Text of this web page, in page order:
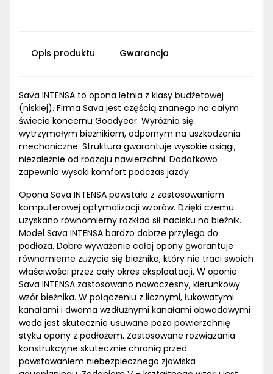
Opis produktu Gwarancja
Sava INTENSA to opona letnia z klasy budżetowej
(niskiej). Firma Sava jest częścią znanego na całym
świecie koncernu Goodyear. Wyróżnia się
wytrzymałym bieżnikiem, odpornym na uszkodzenia
mechaniczne. Struktura gwarantuje wysokie osiągi,
niezależnie od rodzaju nawierzchni. Dodatkowo
zapewnia wysoki komfort podczas jazdy.
Opona Sava INTENSA powstała z zastosowaniem
komputerowej optymalizacji wzorów. Dzięki czemu
uzyskano równomierny rozkład sił nacisku na bieżnik.
Model Sava INTENSA bardzo dobrze przylega do
podłoża. Dobre wyważenie całej opony gwarantuje
równomierne zużycie się bieżnika, który nie traci swoich
właściwości przez cały okres eksploatacji. W oponie
Sava INTENSA zastosowano nowoczesny, kierunkowy
wzór bieżnika. W połączeniu z licznymi, łukowatymi
kanałami i dwoma wzdłużnymi kanałami obwodowymi
woda jest skutecznie usuwane poza powierzchnię
styku opony z podłożem. Zastosowane rozwiązania
konstrukcyjne skutecznie chronią przed
powstawaniem niebezpiecznego zjawiska